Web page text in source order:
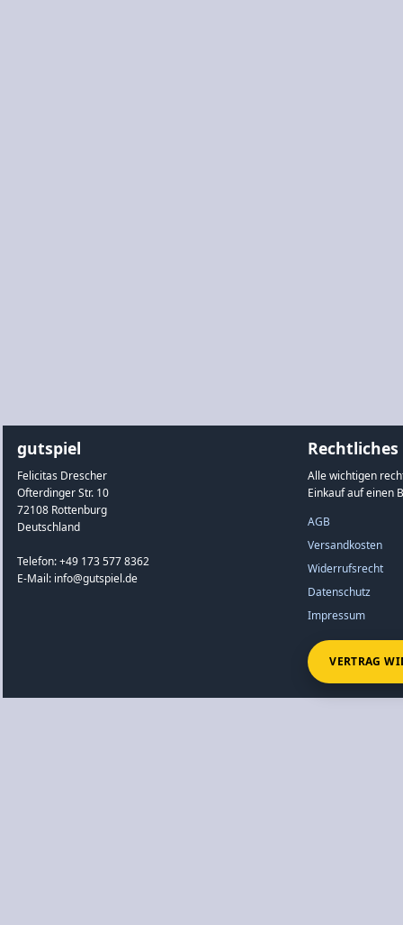
gutspiel
Felicitas Drescher
Ofterdinger Str. 10
72108 Rottenburg
Deutschland
Telefon: +49 173 577 8362
E-Mail: info@gutspiel.de
Rechtliches
Alle wichtigen
Einkauf auf einen
AGB
Versandkosten
Widerrufsrecht
Datenschutz
Impressum
VERTRAG